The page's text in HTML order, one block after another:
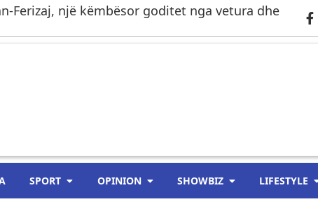
Ferizaj, një këmbësor goditet nga vetura dhe
SPORT OPINION SHOWBIZ LIFESTYLE